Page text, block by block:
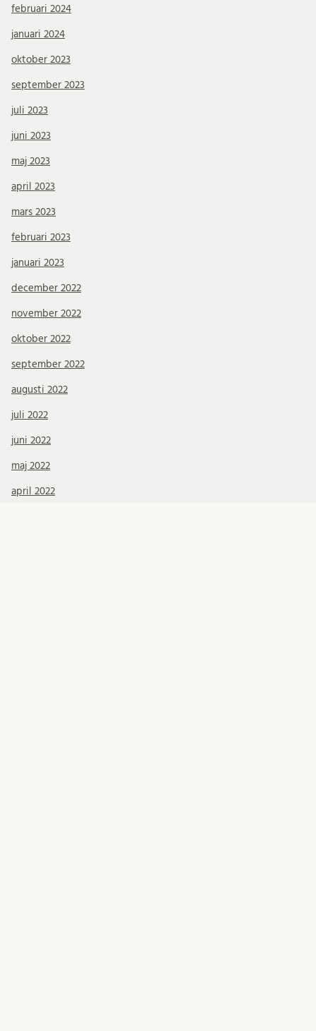
februari 2024
januari 2024
oktober 2023
september 2023
juli 2023
juni 2023
maj 2023
april 2023
mars 2023
februari 2023
januari 2023
december 2022
november 2022
oktober 2022
september 2022
augusti 2022
juli 2022
juni 2022
maj 2022
april 2022